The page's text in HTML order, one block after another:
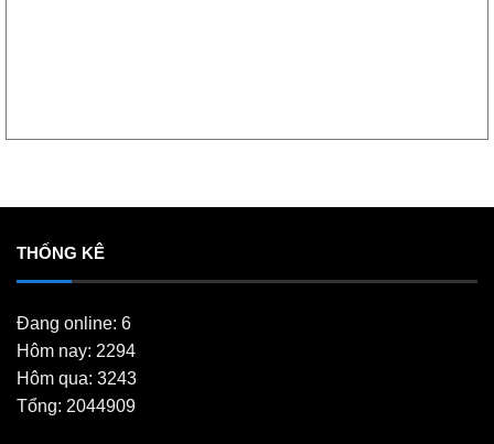
THỐNG KÊ
Đang online: 6
Hôm nay: 2294
Hôm qua: 3243
Tổng: 2044909